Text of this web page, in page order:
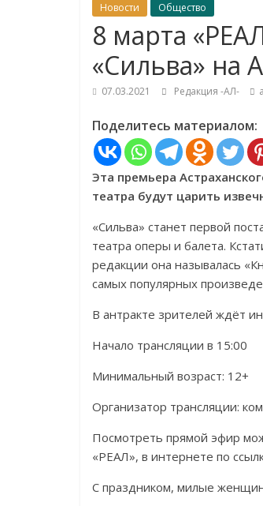
Новости Общество
8 марта
«Сильва» на
07.03.2021 Редакция -АЛ-
Поделитесь материалом:
Эта премьера
театра будут царить
«Сильва» станет первой
театра оперы и балета.
редакции она называлась
самых популярных
В антракте зрителей ждёт
Начало трансляции в 15:00
Минимальный возраст: 12+
Организатор трансляции:
Посмотреть прямой эфир
«РЕАЛ», в интернете по
С праздником, милые